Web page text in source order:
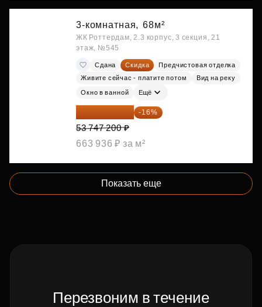
3-комнатная, 68м²
ЖК Роттердам, 2.3 корпус, 3 секция, 21
этаж, №545
Сдана Скидка
Предчистовая отделка
Живите сейчас - платите потом
Вид на реку
Окно в ванной Ещё
45 147 648 ₽ -16%
53 747 200 ₽
663 936 ₽ за м²
Показать еще
Перезвоним в течение